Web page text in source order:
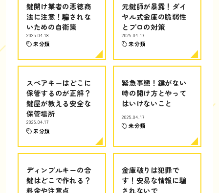
鍵開け業者の悪徳商
法に注意！騙されな
いための自衛策
2025.04.18
未分類
元鍵師が暴露！ダイ
ヤル式金庫の脆弱性
とプロの対策
2025.04.17
未分類
スペアキーはどこに
保管するのが正解？
鍵屋が教える安全な
保管場所
2025.04.17
未分類
緊急事態！鍵がない
時の開け方とやって
はいけないこと
2025.04.17
未分類
ディンプルキーの合
鍵はどこで作れる？
料金や注意点
金庫破りは犯罪で
す！安易な情報に騙
されないで